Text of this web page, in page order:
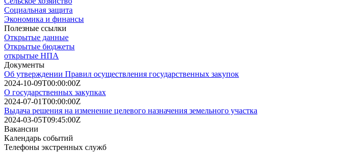
Социальная защита
Экономика и финансы
Полезные ссылки
Открытые данные
Открытые бюджеты
открытые НПА
Документы
Об утверждении Правил осуществления государственных закупок
2024-10-09T00:00:00Z
О государственных закупках
2024-07-01T00:00:00Z
Выдача решения на изменение целевого назначения земельного участка
2024-03-05T09:45:00Z
Вакансии
Календарь событий
Телефоны экстренных служб